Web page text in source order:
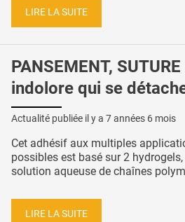
LIRE LA SUITE
PANSEMENT,
indolore qui se
Actualité publiée il y a 7 années 6 mois
Cet adhésif aux multiples
possibles est basé sur 2
solution aqueuse de chaînes
LIRE LA SUITE